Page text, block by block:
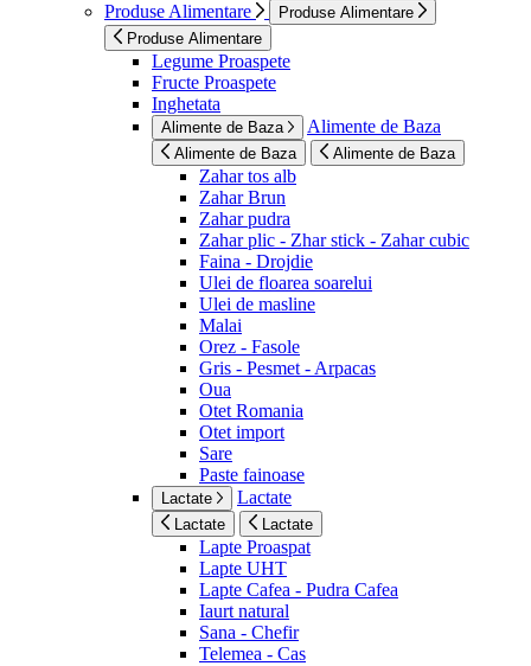
Produse Alimentare
Produse Alimentare
Produse Alimentare
Legume Proaspete
Fructe Proaspete
Inghetata
Alimente de Baza Alimente de Baza
Alimente de Baza Alimente de Baza
Zahar tos alb
Zahar Brun
Zahar pudra
Zahar plic - Zhar stick - Zahar cubic
Faina - Drojdie
Ulei de floarea soarelui
Ulei de masline
Malai
Orez - Fasole
Gris - Pesmet - Arpacas
Oua
Otet Romania
Otet import
Sare
Paste fainoase
Lactate Lactate
Lactate Lactate
Lapte Proaspat
Lapte UHT
Lapte Cafea - Pudra Cafea
Iaurt natural
Sana - Chefir
Telemea - Cas